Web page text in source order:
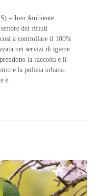
– Iren Ambiente
settore dei rifiuti
a controllare il 100%
nei servizi di igiene
la raccolta e il
e la pulizia urbana.
è